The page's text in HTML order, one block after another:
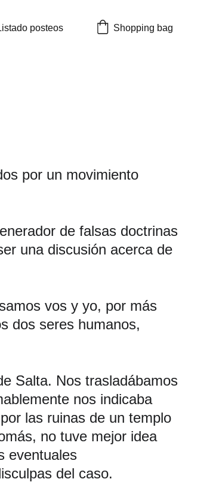
posteos Shopping bag
por un movimiento
de falsas doctrinas
una discusión acerca de
vos y yo, por más
dos seres humanos,
Salta. Nos trasladábamos
nos indicaba
las ruinas de un templo
no tuve mejor idea
eventuales
del caso.